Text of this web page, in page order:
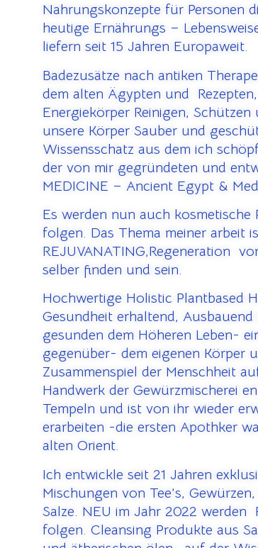
Nahrungskonzepte für Personen
heutige Ernährungs –
liefern seit 15 Jahren Europaweit.
Badezusätze nach antiken
dem alten Ägypten und
Energiekörper Reinigen,
unsere Körper Sauber und
Wissensschatz aus dem ich
der von mir gegründeten und
MEDICINE – Ancient Egypt &
Es werden nun auch
folgen. Das Thema meiner arbeit
REJUVANATING,Regeneration
selber finden und sein.
Hochwertige Holistic Plantbased
Gesundheit erhaltend,
gesunden dem Höheren Leben-
gegenüber- dem eigenen Körper
Zusammenspiel der Menschheit
Handwerk der Gewürzmischerei
Tempeln und ist von ihr wieder
erarbeiten -die ersten Apothker
alten Orient.
Ich entwickle seit 21 Jahren
Mischungen von Tee’s,
Salze. NEU im Jahr 2022 werden
folgen. Cleansing Produkte aus